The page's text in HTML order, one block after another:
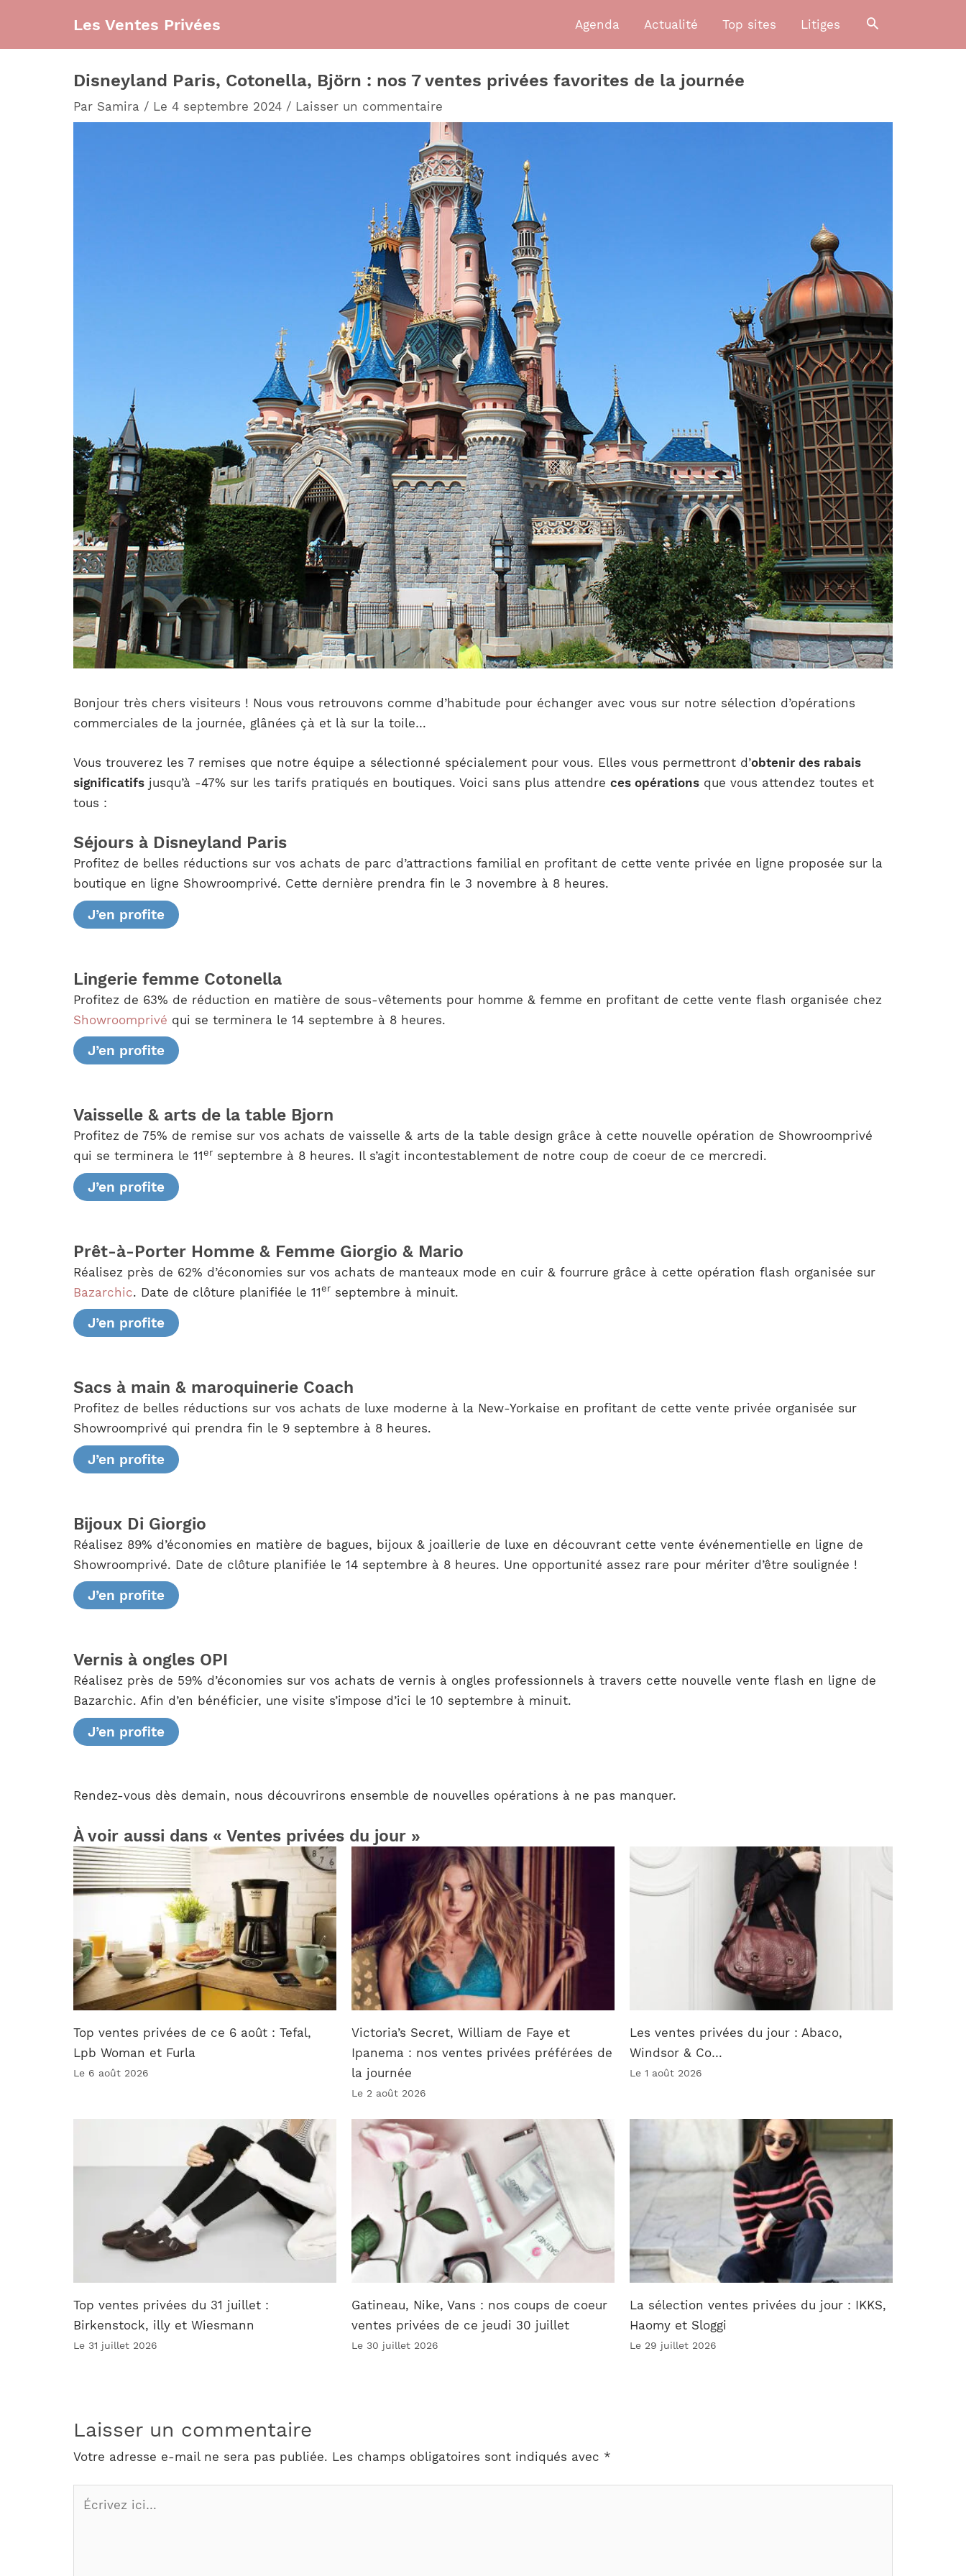
contenu
Les Ventes Privées Agenda Actualité Top sites Litiges
Disneyland Paris, Cotonella, Björn : nos 7 ventes privées favorites de la journée
Par Samira / Le 4 septembre 2024 / Laisser un commentaire
Bonjour très chers visiteurs ! Nous vous retrouvons comme d’habitude pour échanger avec vous sur notre sélection d’opérations
commerciales de la journée, glânées çà et là sur la toile…
Vous trouverez les 7 remises que notre équipe a sélectionné spécialement pour vous. Elles vous permettront d’obtenir des rabais
significatifs jusqu’à -47% sur les tarifs pratiqués en boutiques. Voici sans plus attendre ces opérations que vous attendez toutes et
tous :
Séjours à Disneyland Paris
Profitez de belles réductions sur vos achats de parc d’attractions familial en profitant de cette vente privée en ligne proposée sur la
boutique en ligne Showroomprivé. Cette dernière prendra fin le 3 novembre à 8 heures.
J’en profite
Lingerie femme Cotonella
Profitez de 63% de réduction en matière de sous-vêtements pour homme & femme en profitant de cette vente flash organisée chez
Showroomprivé qui se terminera le 14 septembre à 8 heures.
J’en profite
Vaisselle & arts de la table Bjorn
Profitez de 75% de remise sur vos achats de vaisselle & arts de la table design grâce à cette nouvelle opération de Showroomprivé
qui se terminera le 11er septembre à 8 heures. Il s’agit incontestablement de notre coup de coeur de ce mercredi.
J’en profite
Prêt-à-Porter Homme & Femme Giorgio & Mario
Réalisez près de 62% d’économies sur vos achats de manteaux mode en cuir & fourrure grâce à cette opération flash organisée sur
Bazarchic. Date de clôture planifiée le 11er septembre à minuit.
J’en profite
Sacs à main & maroquinerie Coach
Profitez de belles réductions sur vos achats de luxe moderne à la New-Yorkaise en profitant de cette vente privée organisée sur
Showroomprivé qui prendra fin le 9 septembre à 8 heures.
J’en profite
Bijoux Di Giorgio
Réalisez 89% d’économies en matière de bagues, bijoux & joaillerie de luxe en découvrant cette vente événementielle en ligne de
Showroomprivé. Date de clôture planifiée le 14 septembre à 8 heures. Une opportunité assez rare pour mériter d’être soulignée !
J’en profite
Vernis à ongles OPI
Réalisez près de 59% d’économies sur vos achats de vernis à ongles professionnels à travers cette nouvelle vente flash en ligne de
Bazarchic. Afin d’en bénéficier, une visite s’impose d’ici le 10 septembre à minuit.
J’en profite
Rendez-vous dès demain, nous découvrirons ensemble de nouvelles opérations à ne pas manquer.
À voir aussi dans « Ventes privées du jour »
Top ventes privées de ce 6 août : Tefal,
Lpb Woman et Furla
Le 6 août 2026
Victoria’s Secret, William de Faye et
Ipanema : nos ventes privées préférées de
la journée
Le 2 août 2026
Les ventes privées du jour : Abaco,
Windsor & Co…
Le 1 août 2026
Top ventes privées du 31 juillet :
Birkenstock, illy et Wiesmann
Le 31 juillet 2026
Gatineau, Nike, Vans : nos coups de coeur
ventes privées de ce jeudi 30 juillet
Le 30 juillet 2026
La sélection ventes privées du jour : IKKS,
Haomy et Sloggi
Le 29 juillet 2026
Laisser un commentaire
Votre adresse e-mail ne sera pas publiée. Les champs obligatoires sont indiqués avec *
Écrivez